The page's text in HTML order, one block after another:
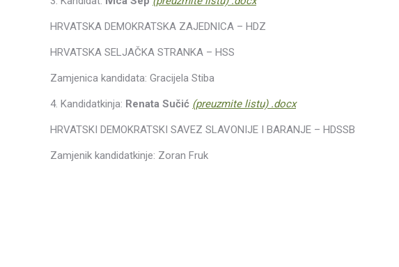
HRVATSKA DEMOKRATSKA ZAJEDNICA – HDZ
HRVATSKA SELJAČKA STRANKA – HSS
Zamjenica kandidata: Gracijela Stiba
4. Kandidatkinja: Renata Sučić (preuzmite listu) .docx
HRVATSKI DEMOKRATSKI SAVEZ SLAVONIJE I BARANJE – HDSSB
Zamjenik kandidatkinje: Zoran Fruk